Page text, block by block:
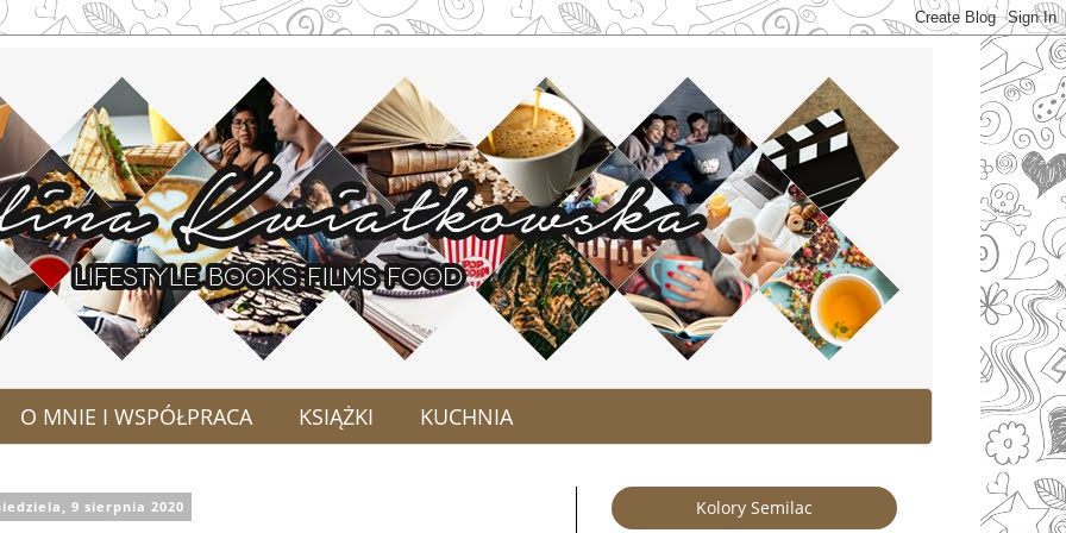
O MNIE I WSPÓŁPRACA KSIĄŻKI KUCHNIA
9 sierpnia 2020 Kolory Semilac